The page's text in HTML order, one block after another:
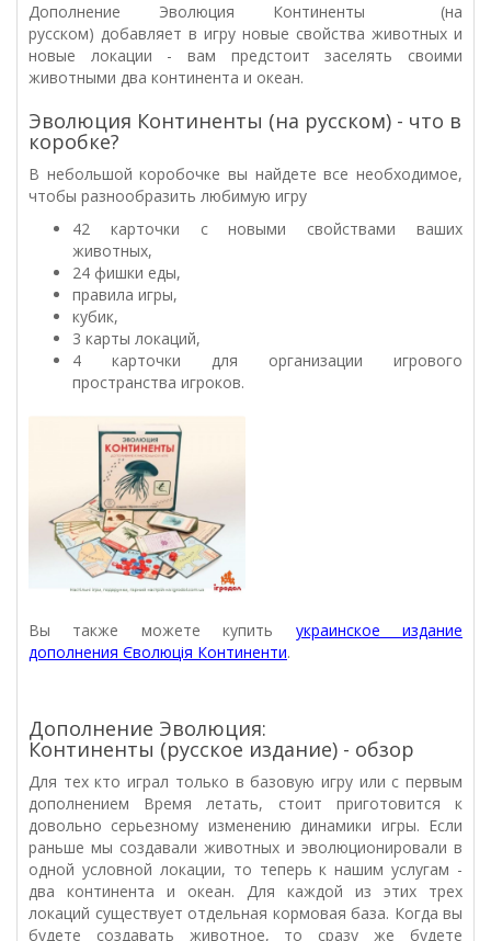
Дополнение Эволюция Континенты (на
русском) добавляет в игру новые свойства животных и
новые локации - вам предстоит заселять своими
животными два континента и океан.
Эволюция Континенты (на русском) - что в
коробке?
В небольшой коробочке вы найдете все необходимое,
чтобы разнообразить любимую игру
42 карточки с новыми свойствами ваших
животных,
24 фишки еды,
правила игры,
кубик,
3 карты локаций,
4 карточки для организации игрового
пространства игроков.
Вы также можете купить украинское издание
дополнения Єволюція Континенти.
Дополнение Эволюция:
Континенты (русское издание) - обзор
Для тех кто играл только в базовую игру или с первым
дополнением Время летать, стоит приготовится к
довольно серьезному изменению динамики игры. Если
раньше мы создавали животных и эволюционировали в
одной условной локации, то теперь к нашим услугам -
два континента и океан. Для каждой из этих трех
локаций существует отдельная кормовая база. Когда вы
будете создавать животное, то сразу же будете